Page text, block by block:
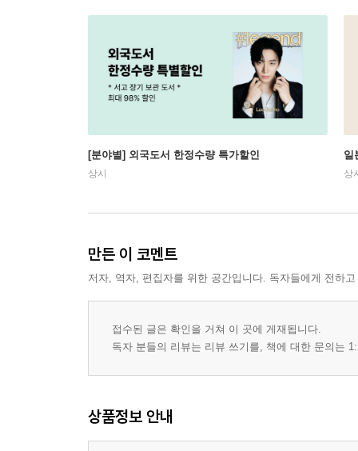
[분야별] 외국도서 한정수량 특가할인
상시
일
상
만든 이 코멘트
저자, 역자, 편집자를 위한 공간입니다. 독자들에게 전하
접수된 글은 확인을 거쳐 이 곳에 게재됩니다.
독자 분들의 리뷰는 리뷰 쓰기를, 책에 대한 문의는
상품정보 안내